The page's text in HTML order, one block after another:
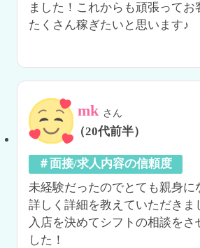
ました！これからも頑張ってお
たくさん稼ぎたいと思います♪
mk さん
（20代前半）
＃面接/求人内容の信頼度
未経験だったのでとても親身に
詳しく詳細を教えていただきま
入店を決めてシフトの相談をさ
した！